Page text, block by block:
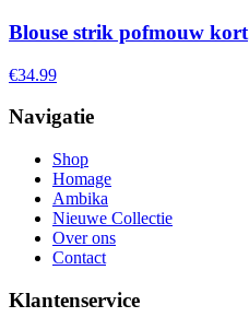
Blouse strik pofmouw kort
€34.99
Navigatie
Shop
Homage
Ambika
Nieuwe Collectie
Over ons
Contact
Klantenservice